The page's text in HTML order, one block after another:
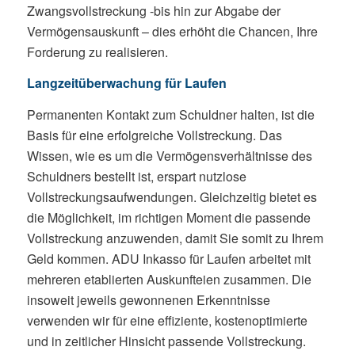
Zwangsvollstreckung -bis hin zur Abgabe der
Vermögensauskunft – dies erhöht die Chancen, Ihre
Forderung zu realisieren.
Langzeitüberwachung für Laufen
Permanenten Kontakt zum Schuldner halten, ist die
Basis für eine erfolgreiche Vollstreckung. Das
Wissen, wie es um die Vermögensverhältnisse des
Schuldners bestellt ist, erspart nutzlose
Vollstreckungsaufwendungen. Gleichzeitig bietet es
die Möglichkeit, im richtigen Moment die passende
Vollstreckung anzuwenden, damit Sie somit zu Ihrem
Geld kommen. ADU Inkasso für Laufen arbeitet mit
mehreren etablierten Auskunfteien zusammen. Die
insoweit jeweils gewonnenen Erkenntnisse
verwenden wir für eine effiziente, kostenoptimierte
und in zeitlicher Hinsicht passende Vollstreckung.